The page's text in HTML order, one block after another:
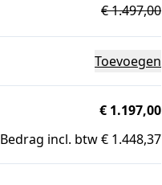
€ 1.497,00
Toevoegen
€ 1.197,00
Bedrag incl. btw € 1.448,37